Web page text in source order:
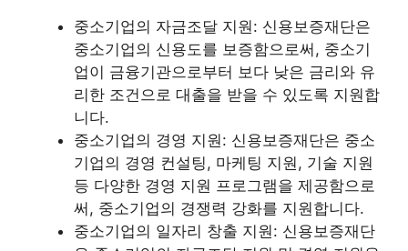
중소기업의 자금조달 지원: 신용보증재단은
중소기업의 신용도를 보증함으로써, 중소기
업이 금융기관으로부터 보다 낮은 금리와 유
리한 조건으로 대출을 받을 수 있도록 지원합
니다.
중소기업의 경영 지원: 신용보증재단은 중소
기업의 경영 컨설팅, 마케팅 지원, 기술 지원
등 다양한 경영 지원 프로그램을 제공함으로
써, 중소기업의 경쟁력 강화를 지원합니다.
중소기업의 일자리 창출 지원: 신용보증재단